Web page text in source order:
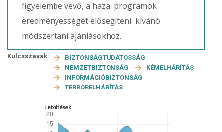
figyelembe vevő, a hazai programok
eredményességét elősegíteni kívánó
módszertani ajánlásokhoz.
Kulcsszavak:
BIZTONSÁGTUDATOSSÁG
NEMZETBIZTONSÁG
KÉMELHÁRÍTÁS
INFORMÁCIÓBIZTONSÁG
TERRORELHÁRÍTÁS
Letöltések